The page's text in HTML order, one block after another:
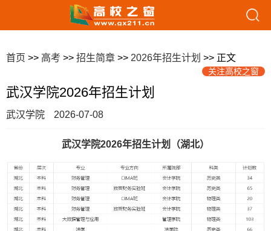
首页 >> 高考 >> 招生简章 >> 2026年招生计划 >> 正文
关注高校之窗
武汉学院2026年招生计划
武汉学院 2026-07-08
武汉学院2026年招生计划（湖北）